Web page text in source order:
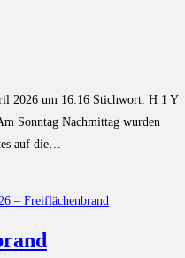
2026 um 16:16 Stichwort: H 1 Y
Sonntag Nachmittag wurden
auf die…